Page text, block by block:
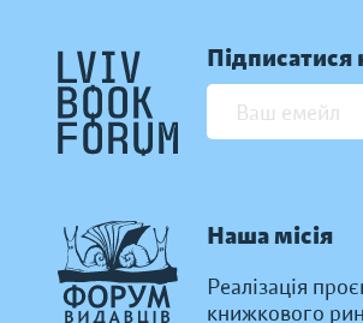
Підписатися
Наша місія
Реалізація
книжкового